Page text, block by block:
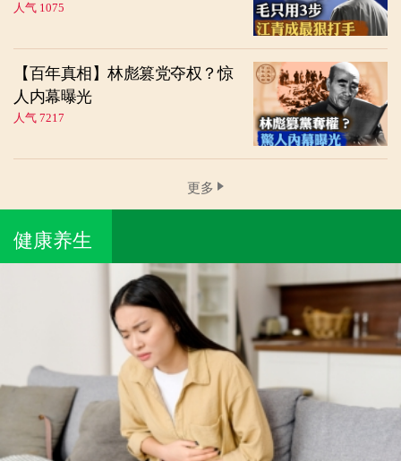
人气 1075
【百年真相】林彪篡党夺权？惊
人内幕曝光
人气 7217
更多
健康养生